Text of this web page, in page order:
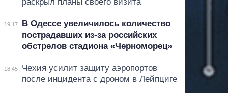
19:17
В Одессе увеличилось количество
пострадавших из-за российских
обстрелов стадиона «Черноморец»
18:45
Чехия усилит защиту аэропортов
после инцидента с дроном в Лейпциге